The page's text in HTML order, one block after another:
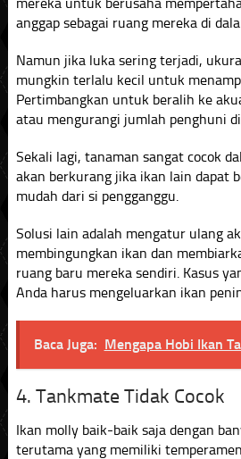
anggap sebagai ruang mereka di
Namun jika luka sering terjadi,
mungkin terlalu kecil untuk
Pertimbangkan untuk beralih ke
atau mengurangi jumlah penghuni
Sekali lagi, tanaman sangat cocok
akan berkurang jika ikan lain dapat
mudah dari si pengganggu.
Solusi lain adalah mengatur ulang
membingungkan ikan dan
ruang baru mereka sendiri. Kasus
Anda harus mengeluarkan ikan
Baca Juga: Mengapa Hobi Ikan
4. Tankmate Tidak Cocok
Ikan molly baik-baik saja dengan
terutama yang memiliki